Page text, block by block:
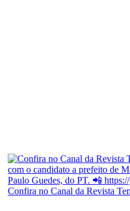
Confira no Canal da Revista